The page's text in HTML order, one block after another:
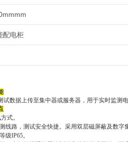
配电柜
数据上传至集中器或服务器，用于实时监测
式。
线路，测试安全快捷。采用双层磁屏蔽及数字
级IP65。